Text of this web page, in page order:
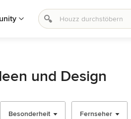
und Design
Besonderheit Fernseher